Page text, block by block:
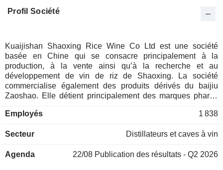
Profil Société
Kuaijishan Shaoxing Rice Wine Co Ltd est une société
basée en Chine qui se consacre principalement à la
production, à la vente ainsi qu’à la recherche et au
développement de vin de riz de Shaoxing. La société
commercialise également des produits dérivés du baijiu
Zaoshao. Elle détient principalement des marques phares
Song et d’autres. La société produit principalement une
Year, le Lanting, le Kuaijishan 1743, le Xitang Original
Waters and Green Mountains, le 002 High-Proof Shaoxing
Employés 1 838
Secteur Distillateurs et caves à vin
Agenda 22/08 Publication des résultats - Q2 2026